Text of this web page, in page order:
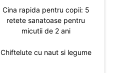
Cina rapida pentru copii: 5
retete sanatoase pentru
micutii de 2 ani
Chiftelute cu naut si legume